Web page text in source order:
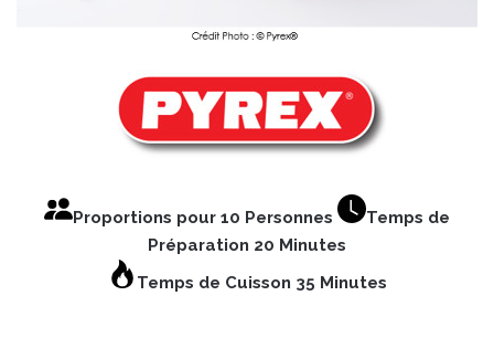
Proportions pour 10 Personnes
Temps de
Préparation 20 Minutes
Temps de Cuisson 35 Minutes